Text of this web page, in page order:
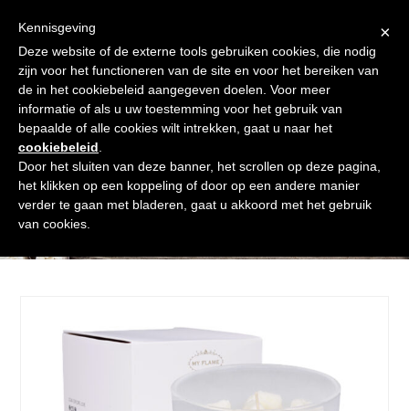
content
Afrekenen
Winkelmand Shop
Open
mobile
menu
Close
mobile
menu
Shop
×
Kennisgeving
Deze website of de externe tools gebruiken cookies, die nodig
zijn voor het functioneren van de site en voor het bereiken van
de in het cookiebeleid aangegeven doelen. Voor meer
informatie of als u uw toestemming voor het gebruik van
bepaalde of alle cookies wilt intrekken, gaat u naar het
cookiebeleid
Door het sluiten van deze banner, het scrollen op deze pagina,
het klikken op een koppeling of door op een andere manier
verder te gaan met bladeren, gaat u akkoord met het gebruik
van cookies.